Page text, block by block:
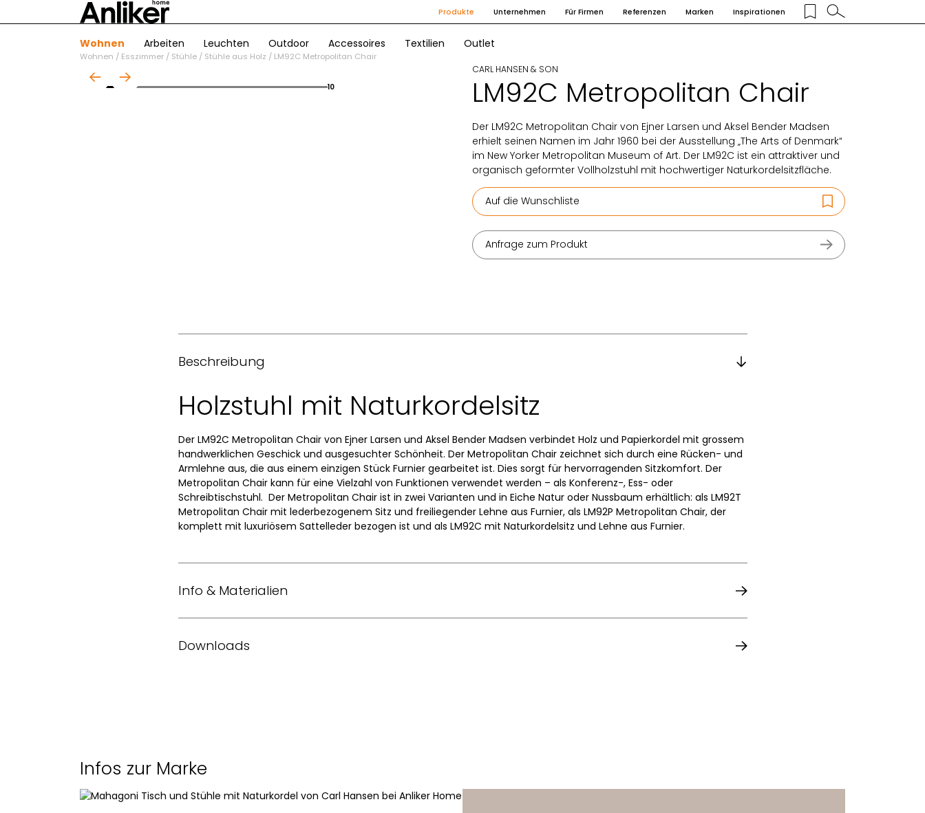
Produkte Unternehmen Für Firmen Referenzen Marken Inspirationen
Wohnen Arbeiten Leuchten Outdoor Accessoires Textilien Outlet
Wohnen / Esszimmer / Stühle / Stühle aus Holz / LM92C Metropolitan Chair
10
CARL HANSEN & SON
LM92C Metropolitan Chair
Der LM92C Metropolitan Chair von Ejner Larsen und Aksel Bender Madsen
erhielt seinen Namen im Jahr 1960 bei der Ausstellung „The Arts of Denmark“
im New Yorker Metropolitan Museum of Art. Der LM92C ist ein attraktiver und
organisch geformter Vollholzstuhl mit hochwertiger Naturkordelsitzfläche.
Auf die Wunschliste
Anfrage zum Produkt
Beschreibung
Holzstuhl mit Naturkordelsitz
Der LM92C Metropolitan Chair von Ejner Larsen und Aksel Bender Madsen verbindet Holz und Papierkordel mit grossem
handwerklichen Geschick und ausgesuchter Schönheit. Der Metropolitan Chair zeichnet sich durch eine Rücken- und
Armlehne aus, die aus einem einzigen Stück Furnier gearbeitet ist. Dies sorgt für hervorragenden Sitzkomfort. Der
Metropolitan Chair kann für eine Vielzahl von Funktionen verwendet werden – als Konferenz-, Ess- oder
Schreibtischstuhl. Der Metropolitan Chair ist in zwei Varianten und in Eiche Natur oder Nussbaum erhältlich: als LM92T
Metropolitan Chair mit lederbezogenem Sitz und freiliegender Lehne aus Furnier, als LM92P Metropolitan Chair, der
komplett mit luxuriösem Sattelleder bezogen ist und als LM92C mit Naturkordelsitz und Lehne aus Furnier.
Info & Materialien
Downloads
Infos zur Marke